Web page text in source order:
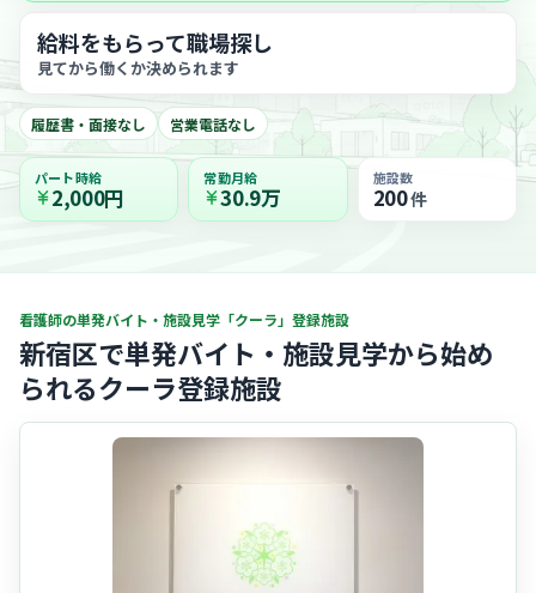
給料をもらって職場探し
見てから働くか決められます
履歴書・面接なし 営業電話なし
パート時給
2,000円
常勤月給
30.9万
施設数
200件
看護師の単発バイト・施設見学「クーラ」登録施設
新宿区で単発バイト・施設見学から始め
られるクーラ登録施設